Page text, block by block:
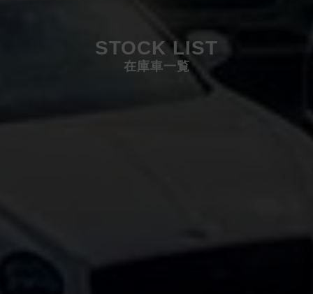
STOCK LIST
在庫車一覧